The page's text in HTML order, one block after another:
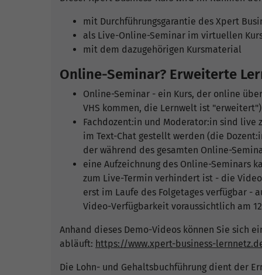
mit Durchführungsgarantie des Xpert
als Live-Online-Seminar im virtuellen
mit dem dazugehörigen Kursmaterial
Online-Seminar? Erweiterte
Online-Seminar - ein Kurs, der online
VHS kommen, die Lernwelt ist "erweitert")
Fachdozent:in und Moderator:in sind live
im Text-Chat gestellt werden (die
der während des gesamten Online-
eine Aufzeichnung des Online-Seminars
zum Live-Termin verhindert ist - die
erst im Laufe des Folgetages verfügbar -
Video-Verfügbarkeit voraussichtlich am
Anhand dieses Demo-Videos können Sie sich
abläuft: https://www.xpert-business-
Die Lohn- und Gehaltsbuchführung dient der